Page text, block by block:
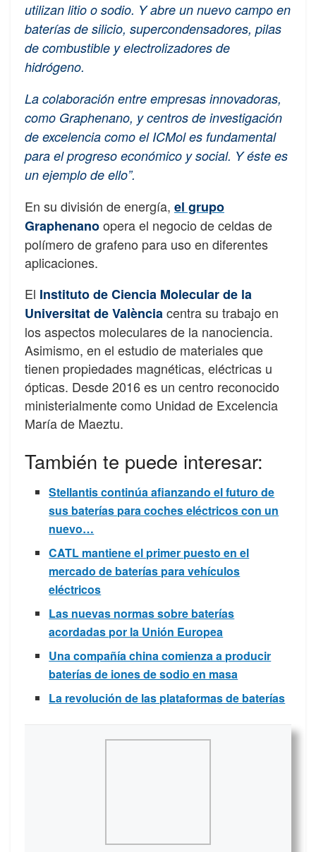
utilizan litio o sodio. Y abre un nuevo campo en
baterías de silicio, supercondensadores, pilas
de combustible y electrolizadores de
hidrógeno.
La colaboración entre empresas innovadoras,
como Graphenano, y centros de investigación
de excelencia como el ICMol es fundamental
para el progreso económico y social. Y éste es
un ejemplo de ello”.
En su división de energía, el grupo
Graphenanoopera el negocio de celdas de
polímero de grafeno para uso en diferentes
aplicaciones.
El Instituto de Ciencia Molecular de la
Universitat de Valènciacentra su trabajo en
los aspectos moleculares de la nanociencia.
Asimismo, en el estudio de materiales que
tienen propiedades magnéticas, eléctricas u
ópticas. Desde 2016 es un centro reconocido
ministerialmente como Unidad de Excelencia
María de Maeztu.
También te puede interesar:
Stellantis continúa afianzando el futuro de
sus baterías para coches eléctricos con un
nuevo…
CATL mantiene el primer puesto en el
mercado de baterías para vehículos
eléctricos
Las nuevas normas sobre baterías
acordadas por la Unión Europea
Una compañía china comienza a producir
baterías de iones de sodio en masa
La revolución de las plataformas de baterías